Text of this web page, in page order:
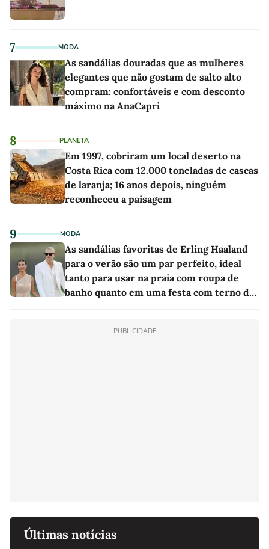
7 MODA
As sandálias douradas que as mulheres
elegantes que não gostam de salto alto
compram: confortáveis e com desconto
máximo na AnaCapri
8 PLANETA
Em 1997, cobriram um local deserto na
Costa Rica com 12.000 toneladas de cascas
de laranja; 16 anos depois, ninguém
reconheceu a paisagem
9 MODA
As sandálias favoritas de Erling Haaland
para o verão são um par perfeito, ideal
tanto para usar na praia com roupa de
banho quanto em uma festa com terno de
PUBLICIDADE
Últimas notícias